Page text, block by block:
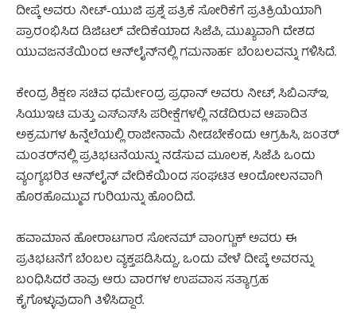
ದೀಪ್ಕೆ ಅವರು ನೀಟ್-ಯುಜಿ ಪ್ರಶ್ನೆ ಪತ್ರಿಕೆ ಸೋರಿಕೆಗೆ ಪ್ರತಿಕ್ರಿಯೆಯಾಗಿ
ಪ್ರಾರಂಭಿಸಿದ ಡಿಜಿಟಲ್ ವೇದಿಕೆಯಾದ ಸಿಜೆಪಿ, ಮುಖ್ಯವಾಗಿ ದೇಶದ
ಯುವಜನತೆಯಿಂದ ಆನ್‌ಲೈನ್‌ನಲ್ಲಿ ಗಮನಾರ್ಹ ಬೆಂಬಲವನ್ನು ಗಳಿಸಿದೆ.
ಕೇಂದ್ರ ಶಿಕ್ಷಣ ಸಚಿವ ಧರ್ಮೇಂದ್ರ ಪ್ರಧಾನ್ ಅವರು ನೀಟ್, ಸಿಬಿಎಸ್ಇ,
ಸಿಯುಇಟಿ ಮತ್ತು ಎಸ್‌ಎಸ್‌ಸಿ ಪರೀಕ್ಷೆಗಳಲ್ಲಿ ನಡೆದಿರುವ ಆಪಾದಿತ
ಅಕ್ರಮಗಳ ಹಿನ್ನೆಲೆಯಲ್ಲಿ ರಾಜೀನಾಮೆ ನೀಡಬೇಕೆಂದು ಆಗ್ರಹಿಸಿ, ಜಂತರ್
ಮಂತರ್‌ನಲ್ಲಿ ಪ್ರತಿಭಟನೆಯನ್ನು ನಡೆಸುವ ಮೂಲಕ, ಸಿಜೆಪಿ ಒಂದು
ವ್ಯಂಗ್ಯಭರಿತ ಆನ್‌ಲೈನ್ ವೇದಿಕೆಯಿಂದ ಸಂಘಟಿತ ಆಂದೋಲನವಾಗಿ
ಹೊರಹೊಮ್ಮುವ ಗುರಿಯನ್ನು ಹೊಂದಿದೆ.
ಹವಾಮಾನ ಹೋರಾಟಗಾರ ಸೋನಮ್ ವಾಂಗ್ಚುಕ್ ಅವರು ಈ
ಪ್ರತಿಭಟನೆಗೆ ಬೆಂಬಲ ವ್ಯಕ್ತಪಡಿಸಿದ್ದು, ಒಂದು ವೇಳೆ ದೀಪ್ಕೆ ಅವರನ್ನು
ಬಂಧಿಸಿದರೆ ತಾವು ಆರು ವಾರಗಳ ಉಪವಾಸ ಸತ್ಯಾಗ್ರಹ
ಕೈಗೊಳ್ಳುವುದಾಗಿ ತಿಳಿಸಿದ್ದಾರೆ.